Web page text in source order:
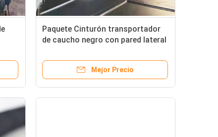
Paquete Cinturón transportador
de caucho negro con pared lateral
Mejor Precio